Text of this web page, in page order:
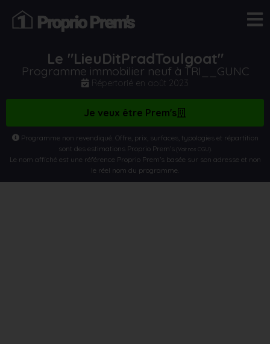
Le "LieuDitPradToulgoat"
Programme immobilier neuf à TRI__GUNC
Répertorié en août 2023
Je veux être Prem's
Programme non revendiqué. Offre, prix, surfaces, typologies et répartition
sont des estimations Proprio Prem’s(Voir nos CGU)
Le nom affiché est une référence Proprio Prem’s basée sur son adresse et non
le réel nom du programme.